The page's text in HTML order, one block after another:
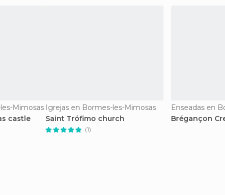
Mimosas
castle
Igrejas en Bormes-les-Mimosas
Saint Trófimo church
(1)
Brégançon